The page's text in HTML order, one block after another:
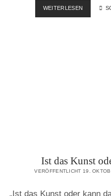
WEITERLESEN
MAMA
Ist das Kunst
VERÖFFENTLICHT 19.
„Ist das Kunst oder kann